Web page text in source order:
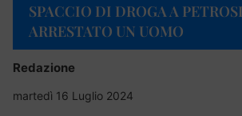
SPACCIO DI DROGA A
ARRESTATO UN UOMO
Redazione
martedì 16 Luglio 2024